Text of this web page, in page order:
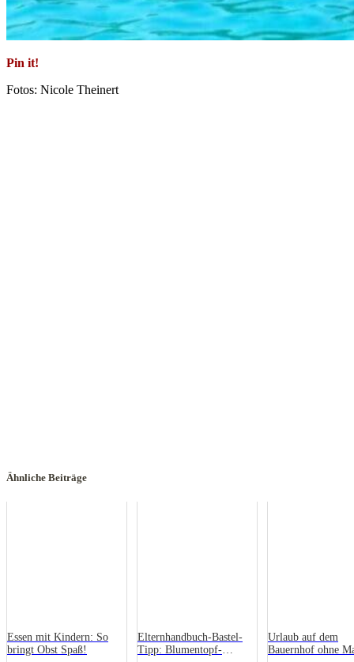
Pin it!
Fotos: Nicole Theinert
Ähnliche Beiträge
Essen mit Kindern: So
bringt Obst Spaß!
Elternhandbuch-Bastel-
Tipp: Blumentopf-
Urlaub auf dem
Bauernhof ohne